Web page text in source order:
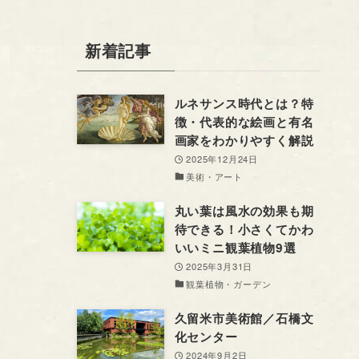
新着記事
ルネサンス時代とは？特
徴・代表的な絵画と有名
画家をわかりやすく解説
2025年12月24日
美術・アート
丸い葉は風水の効果も期
待できる！小さくてかわ
いいミニ観葉植物9選
2025年3月31日
観葉植物・ガーデン
久留米市美術館／石橋文
化センター
2024年9月2日